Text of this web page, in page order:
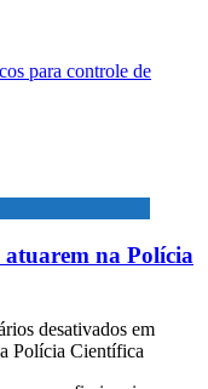
para controle de
atuarem na Polícia
desativados em
Polícia Científica